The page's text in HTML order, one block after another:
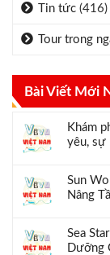
Tin tức (416)
Tour trong
Bài Viết Mới
Khám
yêu, sự
Sun
Nâng
Sea
Dưỡng